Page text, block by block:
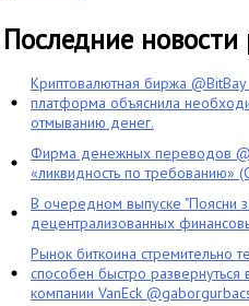
Последние
Криптовалютная биржа
платформа объяснила
отмыванию денег.
Фирма денежных переводов
«ликвидность по требованию»
В очередном выпуске "Поясни
децентрализованных
Рынок биткоина стремительно
способен быстро
компании VanEck